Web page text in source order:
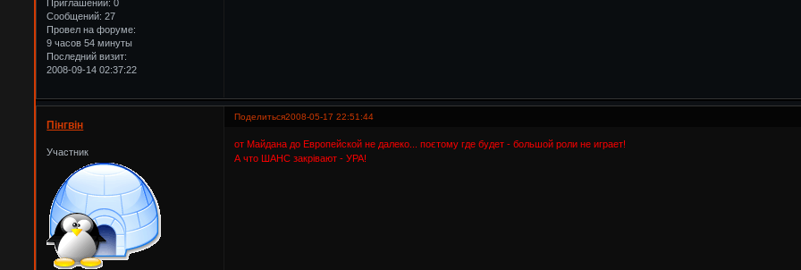
Приглашений: 0
Сообщений: 27
Провел на форуме:
9 часов 54 минуты
Последний визит:
2008-09-14 02:37:22
Поделиться2008-05-17 22:51:44
Пінгвін
Участник
от Майдана до Европейской не далеко... поєтому где будет - большой роли не играет!
А что ШАНС закрівают - УРА!